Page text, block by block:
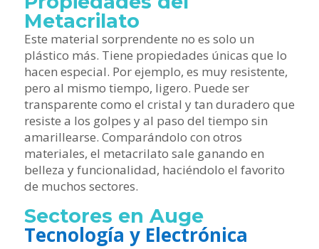
Metacrilato
Este material sorprendente no es solo un
plástico más. Tiene propiedades únicas que lo
hacen especial. Por ejemplo, es muy resistente,
pero al mismo tiempo, ligero. Puede ser
transparente como el cristal y tan duradero que
resiste a los golpes y al paso del tiempo sin
amarillearse. Comparándolo con otros
materiales, el metacrilato sale ganando en
belleza y funcionalidad, haciéndolo el favorito
de muchos sectores.
Sectores en Auge
Tecnología y Electrónica